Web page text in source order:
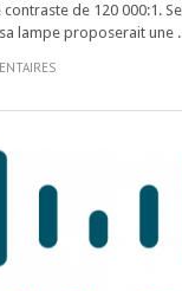
de 120 000:1.
lampe proposerait une